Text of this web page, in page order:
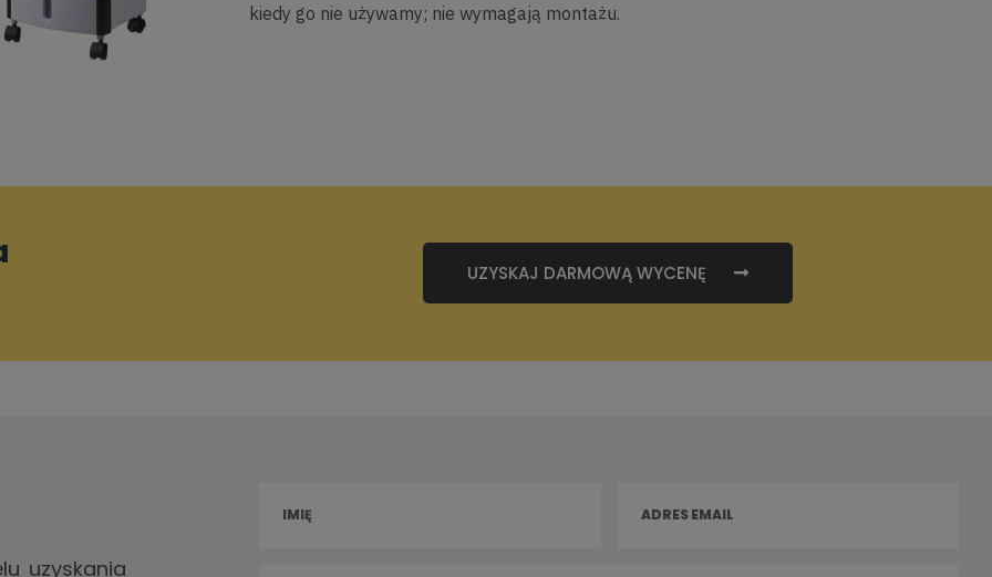
kiedy go nie używamy; nie wymagają montażu.
UZYSKAJ DARMOWĄ WYCENĘ
uzyskania